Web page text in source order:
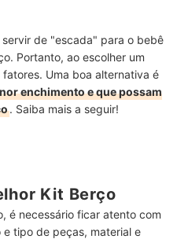
de "escada" para o bebê
Portanto, ao escolher um
Uma boa alternativa é
enchimento e que possam
. Saiba mais a seguir!
Kit Berço
é necessário ficar atento com
tipo de peças, material e